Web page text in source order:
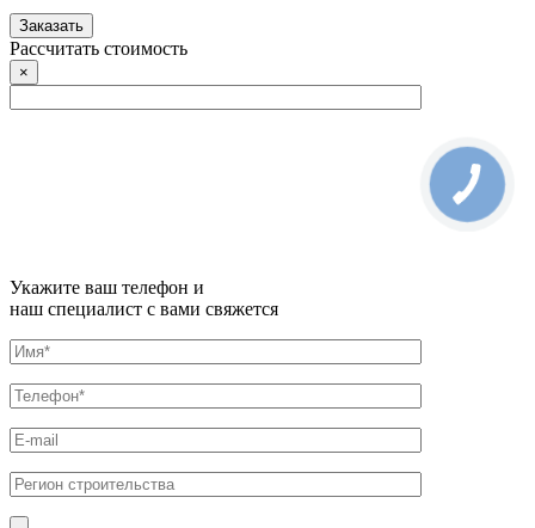
Рассчитать стоимость
×
Укажите ваш телефон и
наш специалист с вами свяжется